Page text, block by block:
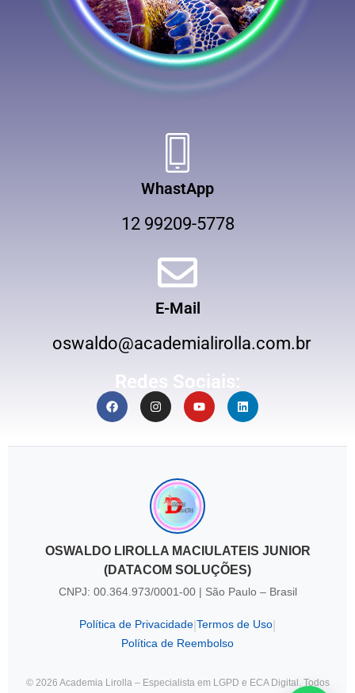
WhastApp
12 99209-5778
E-Mail
oswaldo@academialirolla.com.br
Redes Sociais:
OSWALDO LIROLLA MACIULATEIS JUNIOR
(DATACOM SOLUÇÕES)
CNPJ: 00.364.973/0001-00 | São Paulo – Brasil
Política de Privacidade Termos de Uso
Política de Reembolso
© 2026 Academia Lirolla – Especialista em LGPD e ECA Digital. Todos